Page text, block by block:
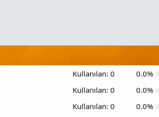
Kullanılan: 0
0.0%
Kullanılan: 0
0.0%
Kullanılan: 0
0.0%